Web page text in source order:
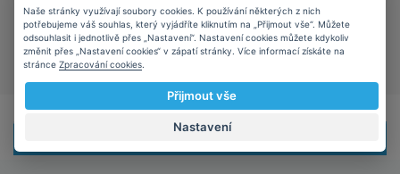
Šetříte planetu
kompatibilní kazety mají
kladný vliv na ekologii
Naše stránky využívají soubory cookies. K používání některých z nich
potřebujeme váš souhlas, který vyjádříte kliknutím na „Přijmout vše“. Můžete
odsouhlasit i jednotlivě přes „Nastavení“. Nastavení cookies můžete kdykoliv
změnit přes „Nastavení cookies“ v zápatí stránky. Více informací získáte na
stránce Zpracování cookies
Přijmout vše
Nastavení